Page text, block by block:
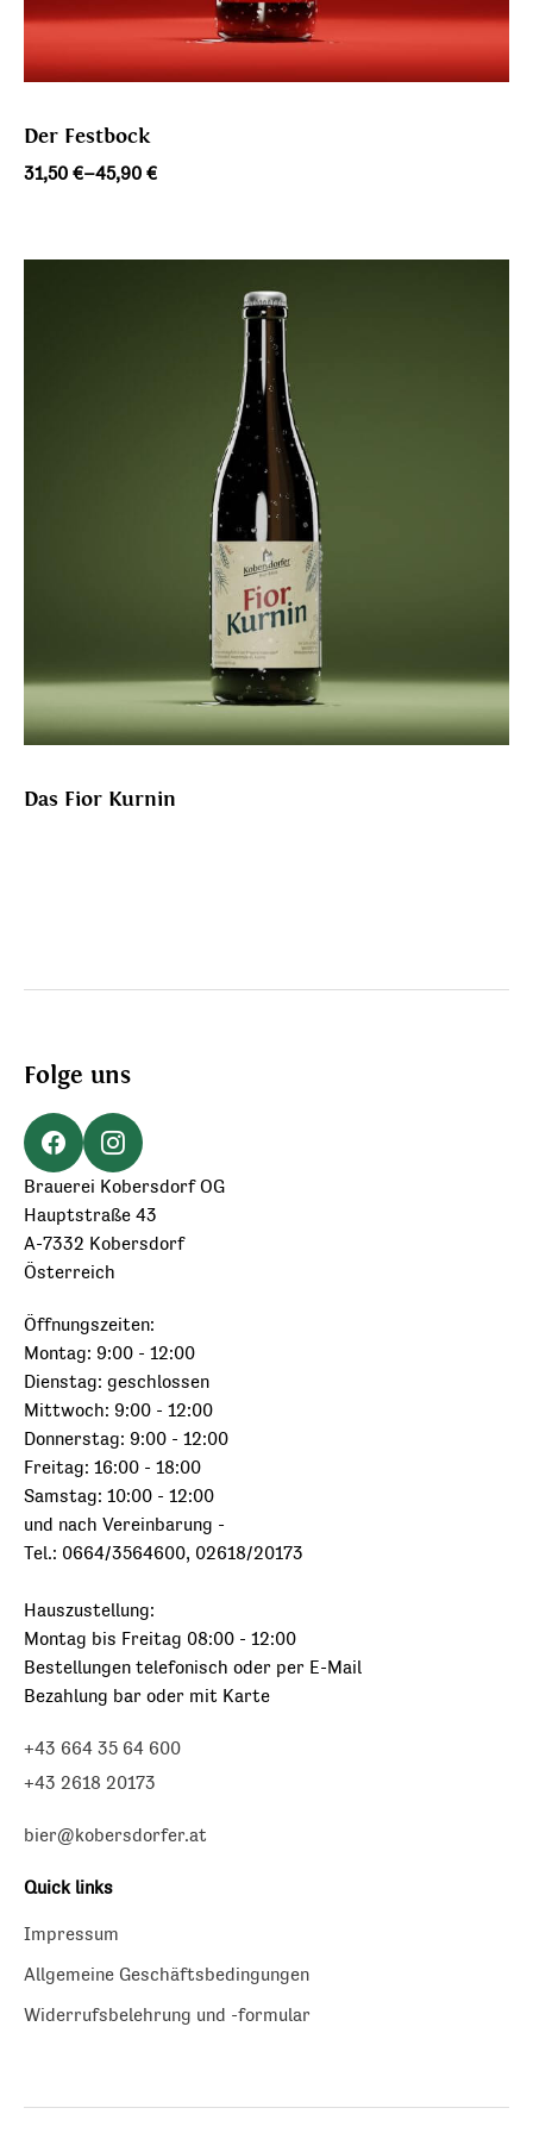
Der Festbock
31,50 €–45,90 €
Preisspanne:
45,90 €
Das Fior Kurnin
Folge uns
Brauerei Kobersdorf OG
Hauptstraße 43
A-7332 Kobersdorf
Österreich
Öffnungszeiten:
Montag: 9:00 - 12:00
Dienstag: geschlossen
Mittwoch: 9:00 - 12:00
Donnerstag: 9:00 - 12:00
Freitag: 16:00 - 18:00
Samstag: 10:00 - 12:00
und nach Vereinbarung -
Tel.: 0664/3564600, 02618/20173
Hauszustellung:
Montag bis Freitag 08:00 - 12:00
Bestellungen telefonisch oder per E-Mail
Bezahlung bar oder mit Karte
+43 664 35 64 600
+43 2618 20173
bier@kobersdorfer.at
Quick links
Impressum
Allgemeine Geschäftsbedingungen
Widerrufsbelehrung und -formular